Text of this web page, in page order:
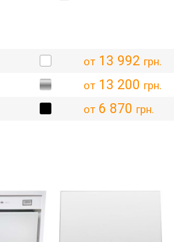
от13 992 грн.
от13 200 грн.
от6 870 грн.